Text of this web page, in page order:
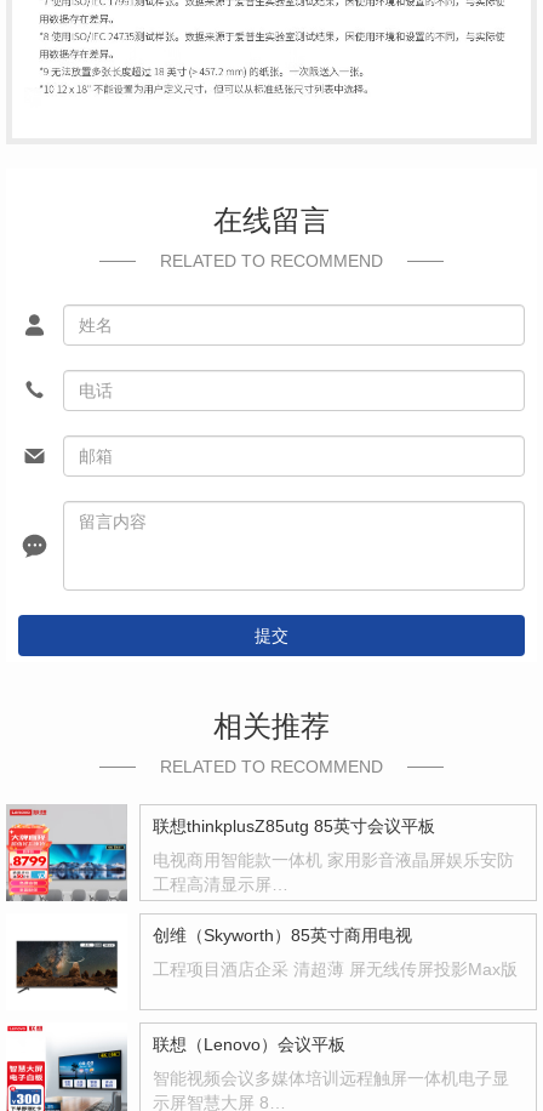
在线留言
RELATED TO RECOMMEND
提交
相关推荐
RELATED TO RECOMMEND
联想thinkplusZ85utg 85英寸会议平板
电视商用智能款一体机 家用影音液晶屏娱乐安防
工程高清显示屏…
创维（Skyworth）85英寸商用电视
工程项目酒店企采 清超薄 屏无线传屏投影Max版
联想（Lenovo）会议平板
智能视频会议多媒体培训远程触屏一体机电子显
示屏智慧大屏 8…